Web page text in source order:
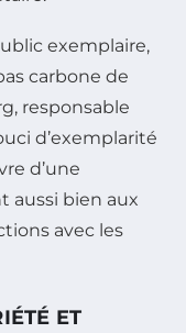
exemplaire,
carbone de
responsable
d’exemplarité
d’une
aussi bien aux
avec les
ET